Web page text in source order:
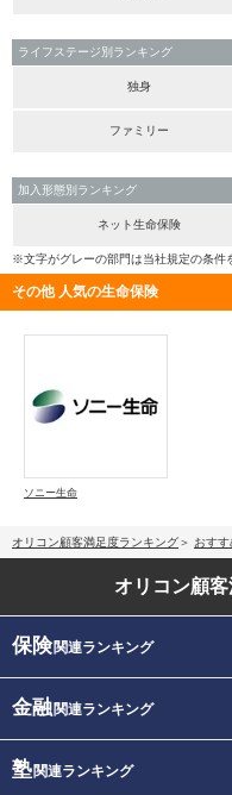
ライフステージ別ランキング
独身
ファミリー
加入形態別ランキング
ネット生命保険
※文字がグレーの部門は当社規定の条件
その他 人気の生命保険
ソニー生命
オリコン顧客満足度ランキング おすす
オリコン顧
保険関連ランキング
金融関連ランキング
塾関連ランキング